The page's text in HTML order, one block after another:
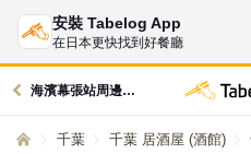
安裝 Tabelog App
在日本更快找到好餐廳
海濱幕張站周邊的美食
千葉 千葉 居酒屋 (酒館)